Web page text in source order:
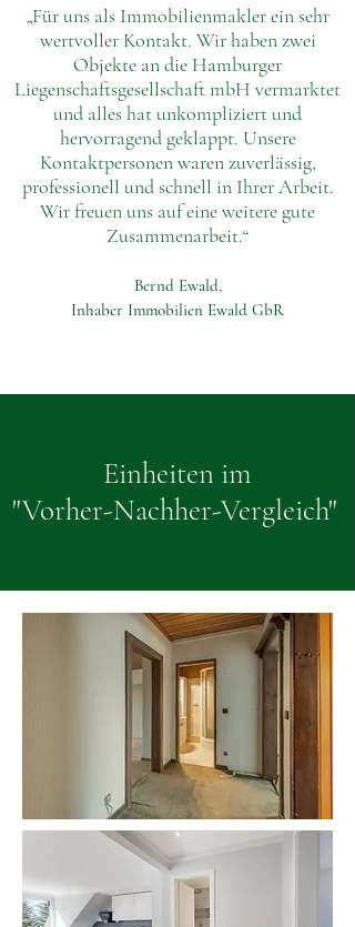
„Für uns als Immobilienmakler ein sehr
wertvoller Kontakt. Wir haben zwei
Objekte an die Hamburger
Liegenschaftsgesellschaft mbH vermarktet
und alles hat unkompliziert und
hervorragend geklappt. Unsere
Kontaktpersonen waren zuverlässig,
professionell und schnell in Ihrer Arbeit.
Wir freuen uns auf eine weitere gute
Zusammenarbeit.“
Bernd Ewald,
Inhaber Immobilien Ewald GbR
Einheiten im
"Vorher-Nachher-Vergleich"